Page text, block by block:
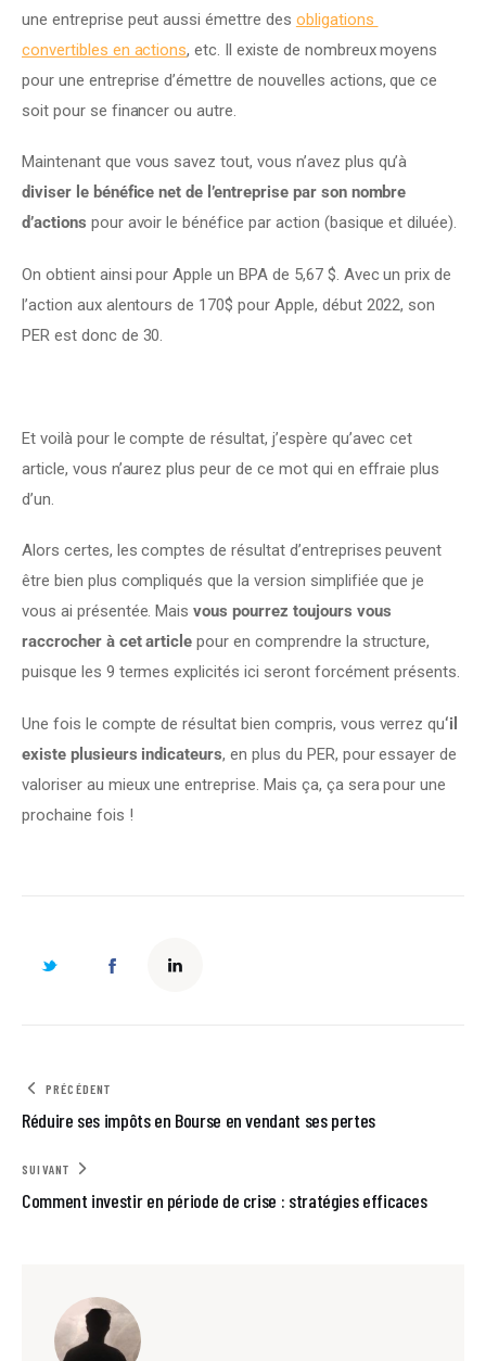
une entreprise peut aussi émettre des obligations
convertibles en actions, etc. Il existe de nombreux moyens
pour une entreprise d’émettre de nouvelles actions, que ce
soit pour se financer ou autre.
Maintenant que vous savez tout, vous n’avez plus qu’à
diviser le bénéfice net de l’entreprise par son nombre
d’actions pour avoir le bénéfice par action (basique et diluée).
On obtient ainsi pour Apple un BPA de 5,67 $. Avec un prix de
l’action aux alentours de 170$ pour Apple, début 2022, son
PER est donc de 30.
Et voilà pour le compte de résultat, j’espère qu’avec cet
article, vous n’aurez plus peur de ce mot qui en effraie plus
d’un.
Alors certes, les comptes de résultat d’entreprises peuvent
être bien plus compliqués que la version simplifiée que je
vous ai présentée. Mais vous pourrez toujours vous
raccrocher à cet article pour en comprendre la structure,
puisque les 9 termes explicités ici seront forcément présents.
Une fois le compte de résultat bien compris, vous verrez qu‘il
existe plusieurs indicateurs, en plus du PER, pour essayer de
valoriser au mieux une entreprise. Mais ça, ça sera pour une
prochaine fois !
PRÉCÉDENT
Réduire ses impôts en Bourse en vendant ses pertes
SUIVANT
Comment investir en période de crise : stratégies efficaces